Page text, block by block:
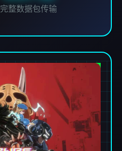
完整数据包传输